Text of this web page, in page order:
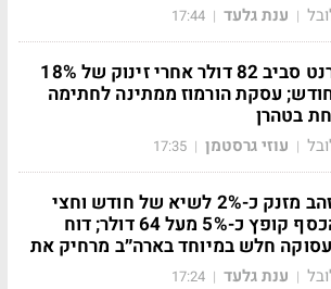
| ענת גלעד |
17:44
ברנט סביב 82 דולר אחרי זינוק של 18%
עסקת הורמוז ממתינה לחתימה
בטהרן
| עוזי גרסטמן |
17:35
הזהב מזנק כ-2% לשיא של חודש וחצי
והכסף קופץ כ-5% מעל 64 דולר; דוח
חלש במיוחד בארה״ב מרחיק את
| ענת גלעד |
17:24